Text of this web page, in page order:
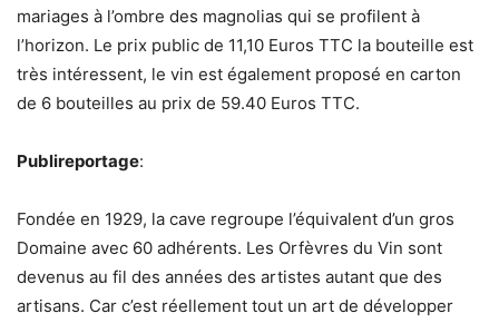
mariages à l’ombre des magnolias qui se profilent à
l’horizon. Le prix public de 11,10 Euros TTC la bouteille est
très intéressent, le vin est également proposé en carton
de 6 bouteilles au prix de 59.40 Euros TTC.
Publireportage:
Fondée en 1929, la cave regroupe l’équivalent d’un gros
Domaine avec 60 adhérents. Les Orfèvres du Vin sont
devenus au fil des années des artistes autant que des
artisans. Car c’est réellement tout un art de développer